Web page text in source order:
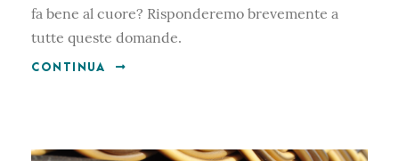
fa bene al cuore? Risponderemo brevemente a
tutte queste domande.
CONTINUA